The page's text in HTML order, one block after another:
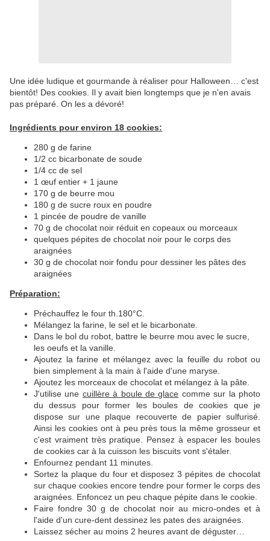
Une idée ludique et gourmande à réaliser pour Halloween… c'est
bientôt! Des cookies. Il y avait bien longtemps que je n'en avais
pas préparé. On les a dévoré!
Ingrédients pour environ 18 cookies:
280 g de farine
1/2 cc bicarbonate de soude
1/4 cc de sel
1 œuf entier + 1 jaune
170 g de beurre mou
180 g de sucre roux en poudre
1 pincée de poudre de vanille
70 g de chocolat noir réduit en copeaux ou morceaux
quelques pépites de chocolat noir pour le corps des
araignées
30 g de chocolat noir fondu pour dessiner les pâtes des
araignées
Préparation:
Préchauffez le four th.180°C.
Mélangez la farine, le sel et le bicarbonate.
Dans le bol du robot, battre le beurre mou avec le sucre,
les oeufs et la vanille.
Ajoutez la farine et mélangez avec la feuille du robot ou
bien simplement à la main à l'aide d'une maryse.
Ajoutez les morceaux de chocolat et mélangez à la pâte.
J'utilise une cuillère à boule de glace comme sur la photo
du dessus pour former les boules de cookies que je
dispose sur une plaque recouverte de papier sulfurisé.
Ainsi les cookies ont à peu près tous la même grosseur et
c'est vraiment très pratique. Pensez à espacer les boules
de cookies car à la cuisson les biscuits vont s'étaler.
Enfournez pendant 11 minutes.
Sortez la plaque du four et disposez 3 pépites de chocolat
sur chaque cookies encore tendre pour former le corps des
araignées. Enfoncez un peu chaque pépite dans le cookie.
Faire fondre 30 g de chocolat noir au micro-ondes et à
l'aide d'un cure-dent dessinez les pates des araignées.
Laissez sécher au moins 2 heures avant de déguster…